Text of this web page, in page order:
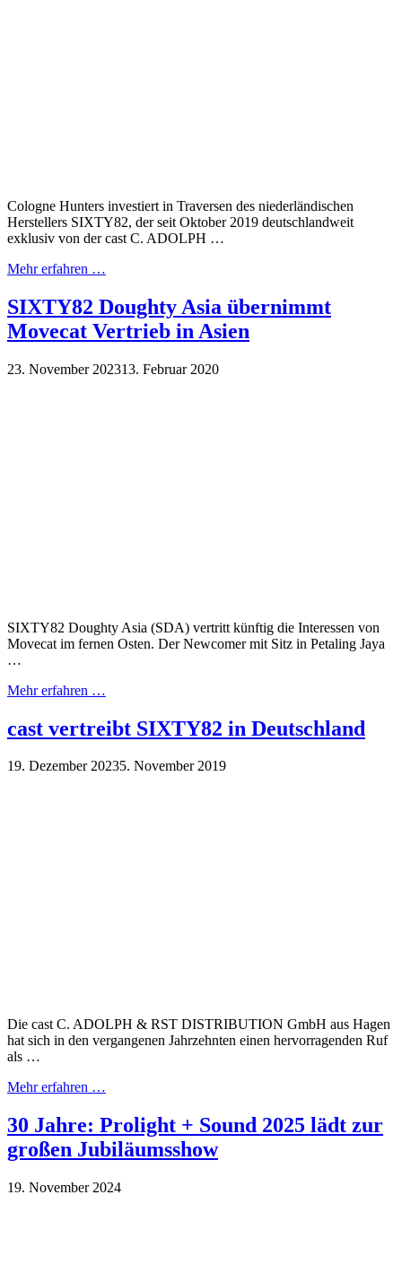
Cologne Hunters investiert in Traversen des niederländischen
Herstellers SIXTY82, der seit Oktober 2019 deutschlandweit
exklusiv von der cast C. ADOLPH …
Mehr erfahren …
SIXTY82 Doughty Asia übernimmt
Movecat Vertrieb in Asien
23. November 202313. Februar 2020
SIXTY82 Doughty Asia (SDA) vertritt künftig die Interessen von
Movecat im fernen Osten. Der Newcomer mit Sitz in Petaling Jaya
…
Mehr erfahren …
cast vertreibt SIXTY82 in Deutschland
19. Dezember 20235. November 2019
Die cast C. ADOLPH & RST DISTRIBUTION GmbH aus Hagen
hat sich in den vergangenen Jahrzehnten einen hervorragenden Ruf
als …
Mehr erfahren …
30 Jahre: Prolight + Sound 2025 lädt zur
großen Jubiläumsshow
19. November 2024